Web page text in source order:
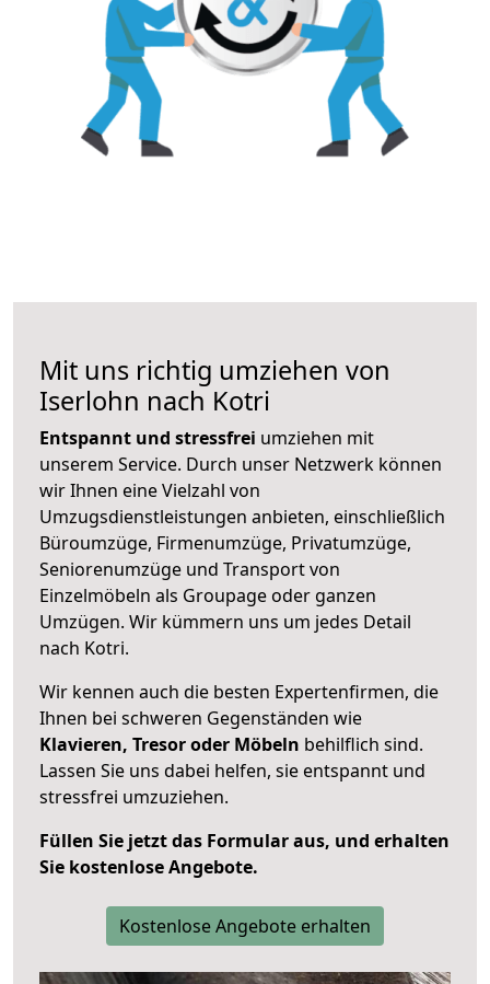
Mit uns richtig umziehen von
Iserlohn nach Kotri
Entspannt und stressfrei umziehen mit
unserem Service. Durch unser Netzwerk können
wir Ihnen eine Vielzahl von
Umzugsdienstleistungen anbieten, einschließlich
Büroumzüge, Firmenumzüge, Privatumzüge,
Seniorenumzüge und Transport von
Einzelmöbeln als Groupage oder ganzen
Umzügen. Wir kümmern uns um jedes Detail
nach Kotri.
Wir kennen auch die besten Expertenfirmen, die
Ihnen bei schweren Gegenständen wie
Klavieren, Tresor oder Möbeln behilflich sind.
Lassen Sie uns dabei helfen, sie entspannt und
stressfrei umzuziehen.
Füllen Sie jetzt das Formular aus, und erhalten
Sie kostenlose Angebote.
Kostenlose Angebote erhalten